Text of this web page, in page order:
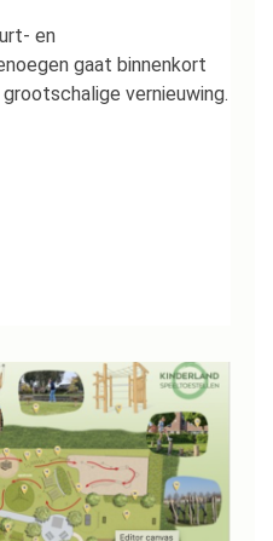
en
gaat binnenkort
vernieuwing.